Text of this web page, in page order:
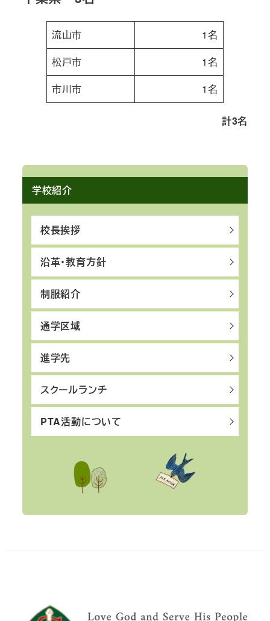
流山市
1名
松戸市
1名
市川市
1名
計3名
学校紹介
校長挨拶
沿革・教育方針
制服紹介
通学区域
進学先
スクールランチ
PTA活動について